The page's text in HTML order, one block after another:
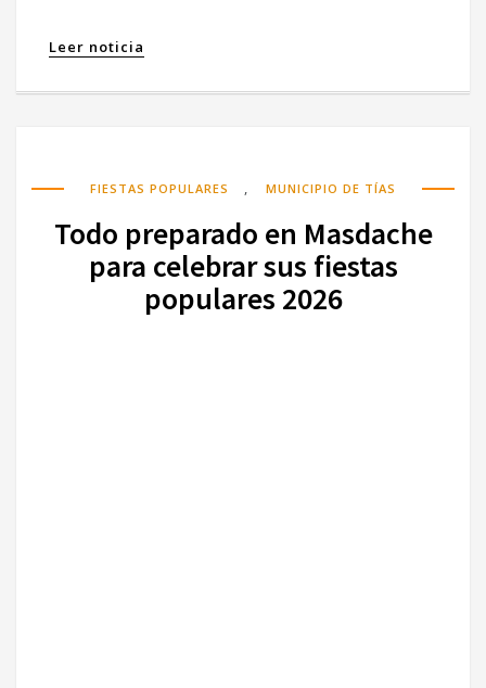
Leer noticia
FIESTAS POPULARES , MUNICIPIO DE TÍAS
Todo preparado en Masdache
para celebrar sus fiestas
populares 2026